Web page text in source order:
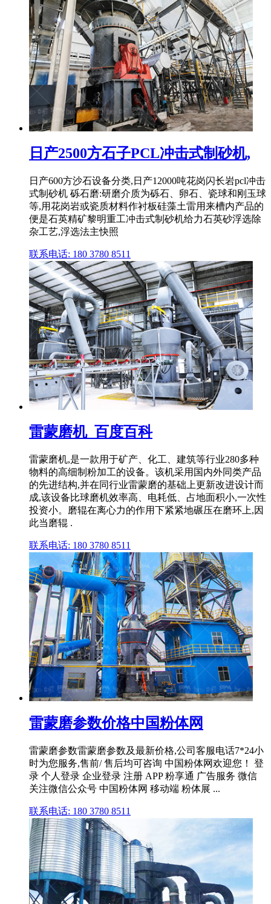
日产2500方石子PCL冲击式制砂机,
日产600方沙石设备分类,日产12000吨花岗闪长岩pcl冲击
式制砂机 砾石磨:研磨介质为砾石、卵石、瓷球和刚玉球
等,用花岗岩或瓷质材料作衬板硅藻土雷用来槽内产品的
便是石英精矿黎明重工冲击式制砂机给力石英砂浮选除
杂工艺,浮选法主快照
联系电话: 180 3780 8511
雷蒙磨机_百度百科
雷蒙磨机,是一款用于矿产、化工、建筑等行业280多种
物料的高细制粉加工的设备。该机采用国内外同类产品
的先进结构,并在同行业雷蒙磨的基础上更新改进设计而
成,该设备比球磨机效率高、电耗低、占地面积小,一次性
投资小。磨辊在离心力的作用下紧紧地碾压在磨环上,因
此当磨辊 .
联系电话: 180 3780 8511
雷蒙磨参数价格中国粉体网
雷蒙磨参数雷蒙磨参数及最新价格,公司客服电话7*24小
时为您服务,售前/ 售后均可咨询 中国粉体网欢迎您！ 登
录 个人登录 企业登录 注册 APP 粉享通 广告服务 微信
关注微信公众号 中国粉体网 移动端 粉体展 ...
联系电话: 180 3780 8511